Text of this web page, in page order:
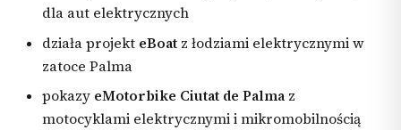
dla aut elektrycznych
działa projekt eBoat z łodziami elektrycznymi w
zatoce Palma
pokazy eMotorbike Ciutat de Palmaz
motocyklami elektrycznymi i mikromobilnością